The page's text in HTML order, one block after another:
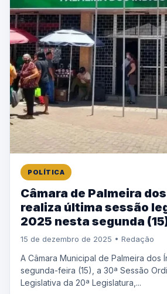
POLÍTICA
Câmara de Palmeira
realiza última sessão
2025 nesta segunda
15 de dezembro de 2025 • Redação
A Câmara Municipal de Palmeira dos
segunda-feira (15), a 30ª Sessão
Legislativa da 20ª Legislatura,...